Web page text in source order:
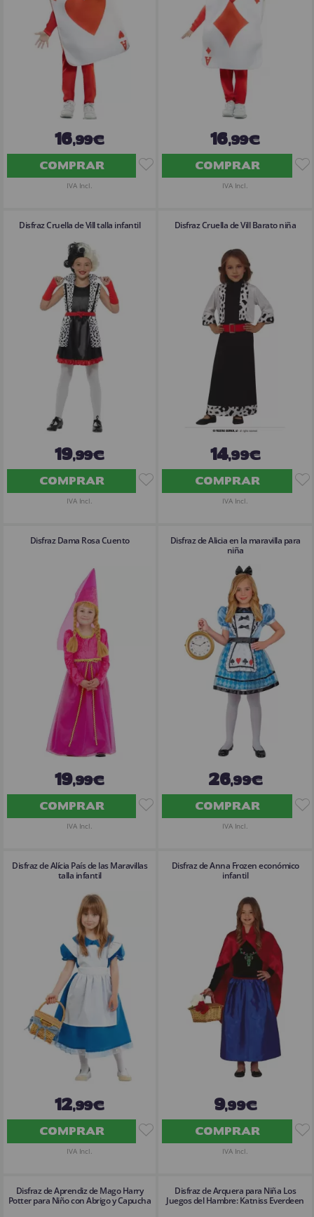
16,99€
COMPRAR
IVA Incl.
16,99€
COMPRAR
IVA Incl.
Disfraz Cruella de Vill talla infantil
19,99€
COMPRAR
IVA Incl.
Disfraz Cruella de Vill Barato niña
14,99€
COMPRAR
IVA Incl.
Disfraz Dama Rosa Cuento
19,99€
COMPRAR
IVA Incl.
Disfraz de Alicia en la maravilla para
niña
26,99€
COMPRAR
IVA Incl.
Disfraz de Alícia País de las Maravillas
talla infantil
12,99€
COMPRAR
IVA Incl.
Disfraz de Anna Frozen económico
infantil
9,99€
COMPRAR
IVA Incl.
Disfraz de Aprendiz de Mago Harry
Potter para Niño con Abrigo y Capucha
Disfraz de Arquera para Niña Los
Juegos del Hambre: Katniss Everdeen